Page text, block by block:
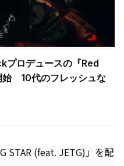
プロデュースの『Red
10代のフレッシュな